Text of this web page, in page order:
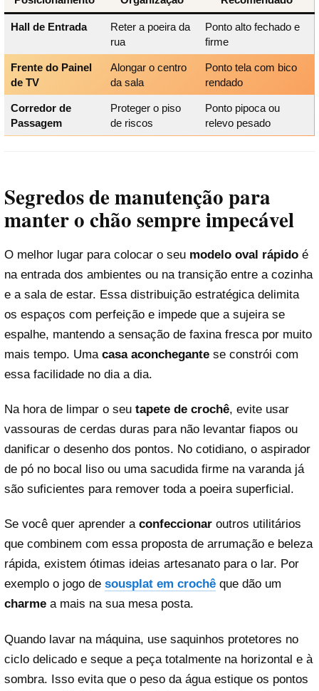
Hall de Entrada
Reter a poeira da
rua
Ponto alto fechado e
firme
Frente do Painel
de TV
Alongar o centro
da sala
Ponto tela com bico
rendado
Corredor de
Passagem
Proteger o piso
de riscos
Ponto pipoca ou
relevo pesado
Segredos de manutenção para
manter o chão sempre impecável
O melhor lugar para colocar o seu modelo oval rápido é
na entrada dos ambientes ou na transição entre a cozinha
e a sala de estar. Essa distribuição estratégica delimita
os espaços com perfeição e impede que a sujeira se
espalhe, mantendo a sensação de faxina fresca por muito
mais tempo. Uma casa aconchegante se constrói com
essa facilidade no dia a dia.
Na hora de limpar o seu tapete de crochê, evite usar
vassouras de cerdas duras para não levantar fiapos ou
danificar o desenho dos pontos. No cotidiano, o aspirador
de pó no bocal liso ou uma sacudida firme na varanda já
são suficientes para remover toda a poeira superficial.
Se você quer aprender a confeccionar outros utilitários
que combinem com essa proposta de arrumação e beleza
rápida, existem ótimas ideias artesanato para o lar. Por
exemplo o jogo de sousplat em crochê que dão um
charme a mais na sua mesa posta.
Quando lavar na máquina, use saquinhos protetores no
ciclo delicado e seque a peça totalmente na horizontal e à
sombra. Isso evita que o peso da água estique os pontos